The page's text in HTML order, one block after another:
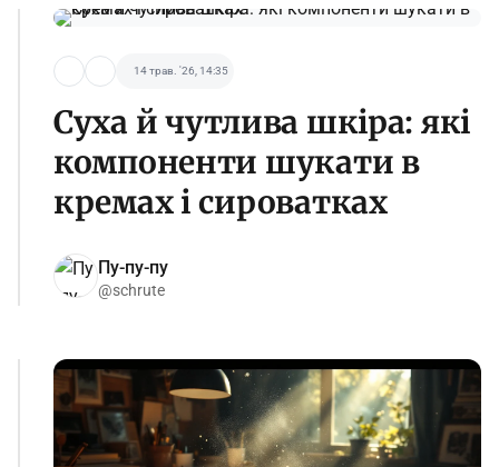
14 трав. '26, 14:35
Суха й чутлива шкіра: які
компоненти шукати в
кремах і сироватках
Пу-пу-пу
@schrute